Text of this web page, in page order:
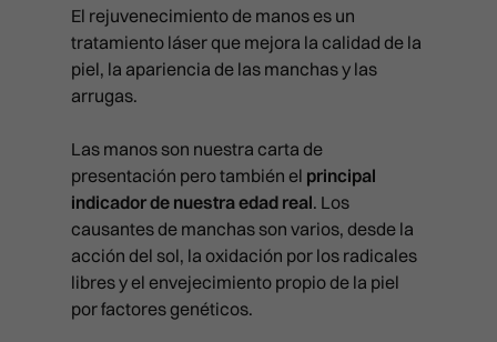
El rejuvenecimiento de manos es un
tratamiento láser que mejora la calidad de la
piel, la apariencia de las manchas y las
arrugas.
Las manos son nuestra carta de
presentación pero también el principal
indicador de nuestra edad real. Los
causantes de manchas son varios, desde la
acción del sol, la oxidación por los radicales
libres y el envejecimiento propio de la piel
por factores genéticos.
TRATAMIENTOS MÉDICOS
MEDICINA ESTÉTICA FACIAL
FULL FACE
MEDICINA ESTÉTICA CORPORAL
TRATAMIENTOS